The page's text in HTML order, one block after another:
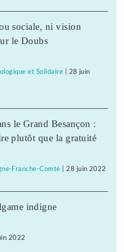
sociale, ni vision
le Doubs
et Solidaire
28 juin
le Grand Besançon :
plutôt que la gratuité
Franche-Comté 28 juin 2022
indigne
2022